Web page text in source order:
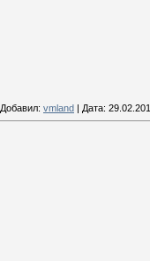
Добавил: vmland | Дата: